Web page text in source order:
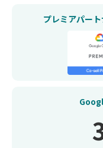
プレミアパー